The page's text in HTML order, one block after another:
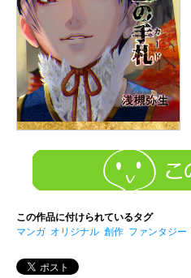
この作品に付けられているタグ
マンガ オリジナル 創作 ファンタジー